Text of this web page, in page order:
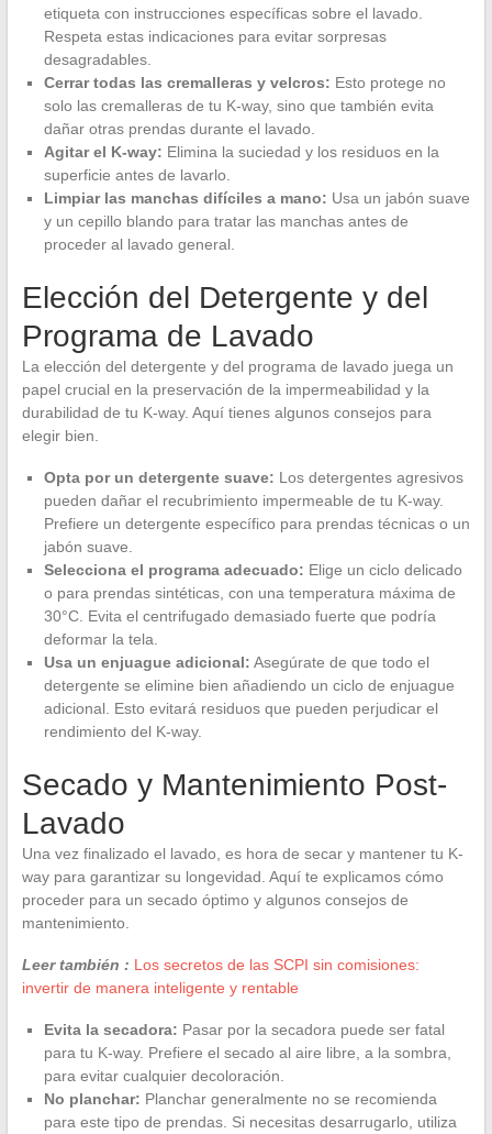
etiqueta con instrucciones específicas sobre el lavado.
Respeta estas indicaciones para evitar sorpresas
desagradables.
Cerrar todas las cremalleras y velcros: Esto protege no
solo las cremalleras de tu K-way, sino que también evita
dañar otras prendas durante el lavado.
Agitar el K-way: Elimina la suciedad y los residuos en la
superficie antes de lavarlo.
Limpiar las manchas difíciles a mano: Usa un jabón suave
y un cepillo blando para tratar las manchas antes de
proceder al lavado general.
Elección del Detergente y del
Programa de Lavado
La elección del detergente y del programa de lavado juega un
papel crucial en la preservación de la impermeabilidad y la
durabilidad de tu K-way. Aquí tienes algunos consejos para
elegir bien.
Opta por un detergente suave: Los detergentes agresivos
pueden dañar el recubrimiento impermeable de tu K-way.
Prefiere un detergente específico para prendas técnicas o un
jabón suave.
Selecciona el programa adecuado: Elige un ciclo delicado
o para prendas sintéticas, con una temperatura máxima de
30°C. Evita el centrifugado demasiado fuerte que podría
deformar la tela.
Usa un enjuague adicional: Asegúrate de que todo el
detergente se elimine bien añadiendo un ciclo de enjuague
adicional. Esto evitará residuos que pueden perjudicar el
rendimiento del K-way.
Secado y Mantenimiento Post-
Lavado
Una vez finalizado el lavado, es hora de secar y mantener tu K-
way para garantizar su longevidad. Aquí te explicamos cómo
proceder para un secado óptimo y algunos consejos de
mantenimiento.
Leer también : Los secretos de las SCPI sin comisiones:
invertir de manera inteligente y rentable
Evita la secadora: Pasar por la secadora puede ser fatal
para tu K-way. Prefiere el secado al aire libre, a la sombra,
para evitar cualquier decoloración.
No planchar: Planchar generalmente no se recomienda
para este tipo de prendas. Si necesitas desarrugarlo, utiliza